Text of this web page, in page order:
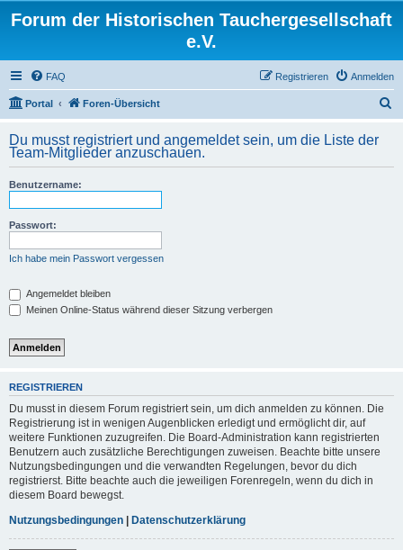
Forum der Historischen Tauchergesellschaft
e.V.
FAQ Anmelden
Registrieren
Portal Foren-Übersicht
h
Du musst registriert und angemeldet sein, um die Liste der
Team-Mitglieder anzuschauen.
Benutzername:
Passwort:
Ich habe mein Passwort vergessen
Angemeldet bleiben
Meinen Online-Status während dieser Sitzung verbergen
REGISTRIEREN
Du musst in diesem Forum registriert sein, um dich anmelden zu können. Die
Registrierung ist in wenigen Augenblicken erledigt und ermöglicht dir, auf
weitere Funktionen zuzugreifen. Die Board-Administration kann registrierten
Benutzern auch zusätzliche Berechtigungen zuweisen. Beachte bitte unsere
Nutzungsbedingungen und die verwandten Regelungen, bevor du dich
registrierst. Bitte beachte auch die jeweiligen Forenregeln, wenn du dich in
diesem Board bewegst.
Nutzungsbedingungen | Datenschutzerklärung